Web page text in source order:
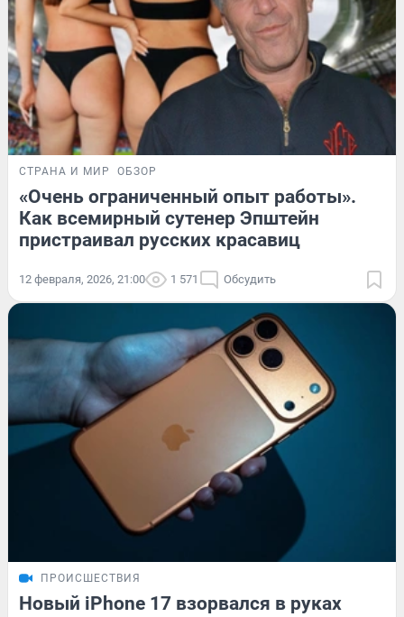
СТРАНА И МИР ОБЗОР
«Очень ограниченный опыт работы».
Как всемирный сутенер Эпштейн
пристраивал русских красавиц
12 февраля, 2026, 21:00 1 571 Обсудить
ПРОИСШЕСТВИЯ
Новый iPhone 17 взорвался в руках